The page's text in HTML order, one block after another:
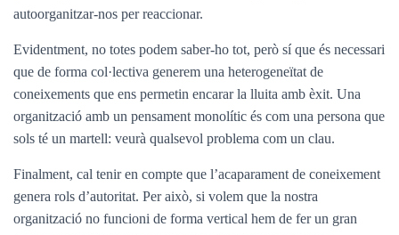
autoorganitzar-nos per reaccionar.
Evidentment, no totes podem saber-ho tot, però sí que és necessari
que de forma col·lectiva generem una heterogeneïtat de
coneixements que ens permetin encarar la lluita amb èxit. Una
organització amb un pensament monolític és com una persona que
sols té un martell: veurà qualsevol problema com un clau.
Finalment, cal tenir en compte que l’acaparament de coneixement
genera rols d’autoritat. Per això, si volem que la nostra
organització no funcioni de forma vertical hem de fer un gran